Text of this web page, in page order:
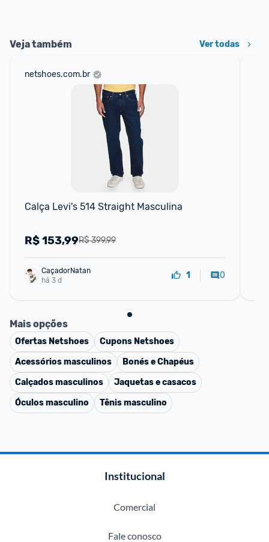
Veja também Ver todas
netshoes.com.br
Calça Levi's 514 Straight Masculina
R$ 399,99
R$153,99
CaçadorNatan
há 3 d
1 0
Mais opções
Ofertas Netshoes Cupons Netshoes
Acessórios masculinos
Bonés e Chapéus
Calçados masculinos
Jaquetas e casacos
Óculos masculino
Tênis masculino
Institucional
Comercial
Fale conosco